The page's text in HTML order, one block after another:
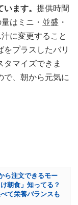
ます。 提供時間
はミニ・並盛・
に変更すること
をプラスしたバリ
マイズできま
で、朝から元気に
ら注文できるモー
朝食」知ってる？
て栄養バランスも